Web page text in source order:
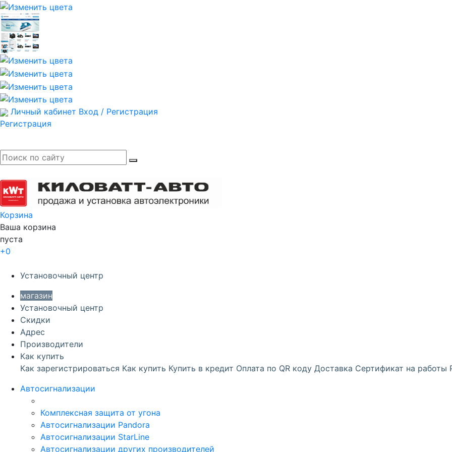
Личный кабинет Вход / Регистрация
Регистрация
Корзина
Ваша корзина
пуста
+0
Установочный центр
магазин
Установочный центр
Скидки
Адрес
Производители
Как купить
Как зарегистрироваться Как купить Купить в кредит Оплата по QR коду Доставка Сертификат на работы
Автосигнализации
Комплексная защита от угона
Автосигнализации Pandora
Автосигнализации StarLine
Автосигнализации других производителей